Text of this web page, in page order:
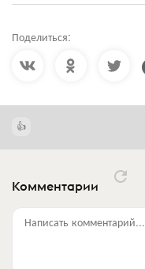
Поделиться:
Комментарии
Написать комментарий...